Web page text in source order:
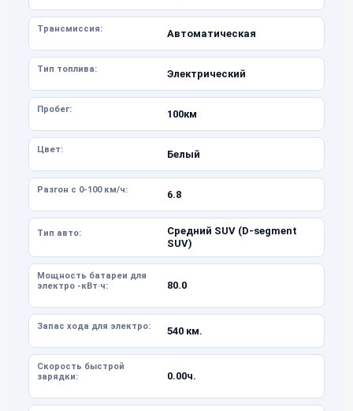
Трансмиссия: Автоматическая
Тип топлива: Электрический
Пробег: 100км
Цвет: Белый
Разгон с 0-100 км/ч: 6.8
Тип авто:
Средний SUV (D-segment
SUV)
Мощность батареи для
электро -кВт·ч:
80.0
Запас хода для электро: 540 км.
Скорость быстрой
зарядки:
0.00ч.